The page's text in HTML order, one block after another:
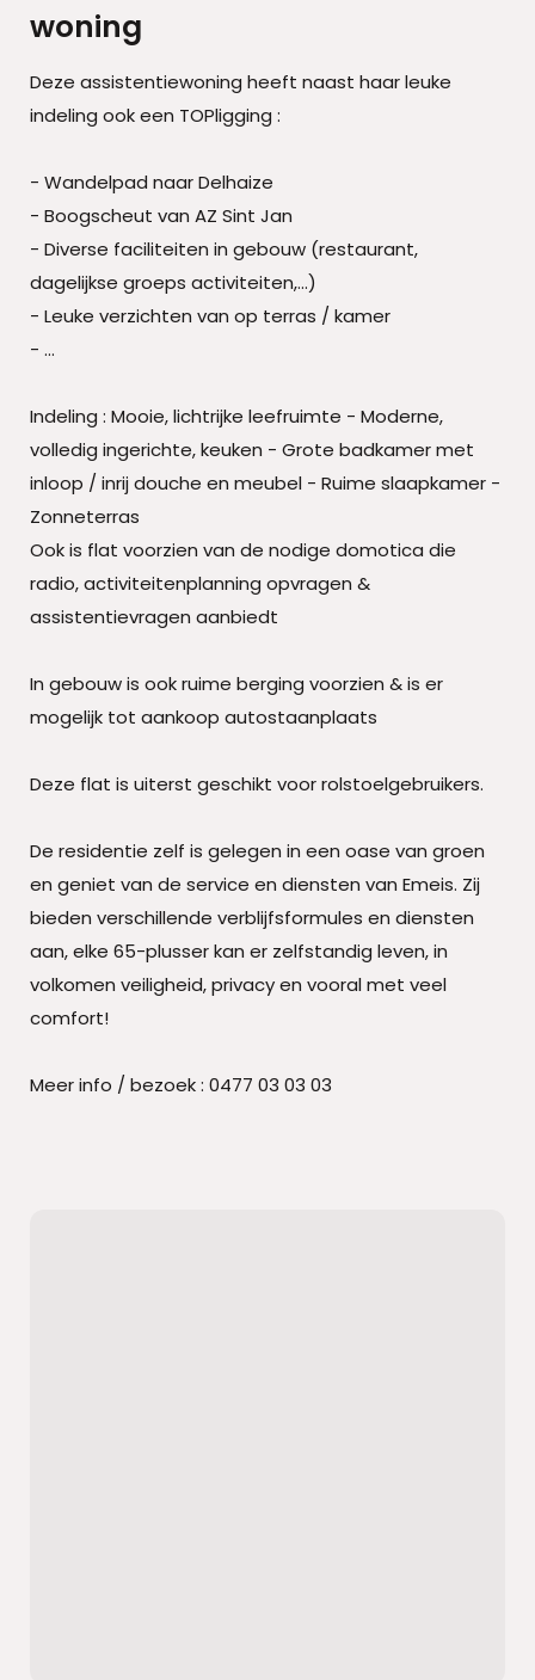
woning
Deze assistentiewoning heeft naast haar leuke
indeling ook een TOPligging :
- Wandelpad naar Delhaize
- Boogscheut van AZ Sint Jan
- Diverse faciliteiten in gebouw (restaurant,
dagelijkse groeps activiteiten,...)
- Leuke verzichten van op terras / kamer
- ...
Indeling : Mooie, lichtrijke leefruimte - Moderne,
volledig ingerichte, keuken - Grote badkamer met
inloop / inrij douche en meubel - Ruime slaapkamer -
Zonneterras
Ook is flat voorzien van de nodige domotica die
radio, activiteitenplanning opvragen &
assistentievragen aanbiedt
In gebouw is ook ruime berging voorzien & is er
mogelijk tot aankoop autostaanplaats
Deze flat is uiterst geschikt voor rolstoelgebruikers.
De residentie zelf is gelegen in een oase van groen
en geniet van de service en diensten van Emeis. Zij
bieden verschillende verblijfsformules en diensten
aan, elke 65-plusser kan er zelfstandig leven, in
volkomen veiligheid, privacy en vooral met veel
comfort!
Meer info / bezoek : 0477 03 03 03